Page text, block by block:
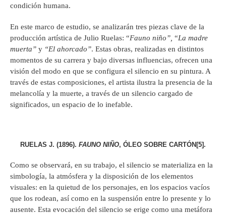
condición humana.
En este marco de estudio, se analizarán tres piezas clave de la
producción artística de Julio Ruelas: “Fauno niño” “La madre
muerta” y “El ahorcado”. Estas obras, realizadas en distintos
momentos de su carrera y bajo diversas influencias, ofrecen una
visión del modo en que se configura el silencio en su pintura. A
través de estas composiciones, el artista ilustra la presencia de la
melancolía y la muerte, a través de un silencio cargado de
significados, un espacio de lo inefable.
RUELAS J. (1896). FAUNO NIÑO, ÓLEO SOBRE CARTÓN [5].
Como se observará, en su trabajo, el silencio se materializa en la
simbología, la atmósfera y la disposición de los elementos
visuales: en la quietud de los personajes, en los espacios vacíos
que los rodean, así como en la suspensión entre lo presente y lo
ausente. Esta evocación del silencio se erige como una metáfora